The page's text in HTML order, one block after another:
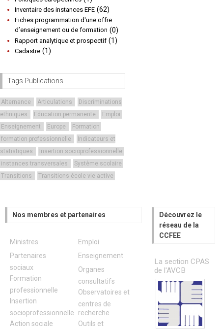
Inventaire des instances EFE (62)
Fiches programmation d'une offre
d’enseignement ou de formation (0)
Rapport analytique et prospectif (1)
Cadastre (1)
Tags Publications
Alternance Articulations
Discriminations
ethniques
Education permanente
Emploi
Enseignement
Europe
Formation
formation professionnelle
Indicateurs et
statistiques
Insertion socioprofessionnelle
instances transversales
Système scolaire
Transitions
Transitions école vie active
Nos membres et partenaires
Ministres
Partenaires
sociaux
Formation
professionnelle
Insertion
socioprofessionnelle
Action sociale
Emploi
Enseignement
Organes
consultatifs
Observatoires et
centres de
recherche
Outils et
Découvrez le
réseau de la
CCFEE
La section CPAS
de l'AVCB